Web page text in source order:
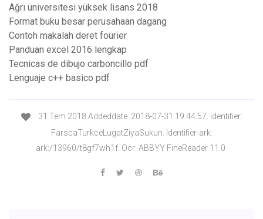
Ağrı üniversitesi yüksek lisans 2018
Format buku besar perusahaan dagang
Contoh makalah deret fourier
Panduan excel 2016 lengkap
Tecnicas de dibujo carboncillo pdf
Lenguaje c++ basico pdf
31 Tem 2018 Addeddate: 2018-07-31 19:44:57. Identifier:
FarscaTurkceLugatZiyaSukun. Identifier-ark:
ark:/13960/t8gf7wh1f. Ocr: ABBYY FineReader 11.0